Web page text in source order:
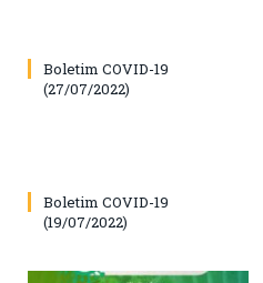
Boletim COVID-19
(27/07/2022)
Boletim COVID-19
(19/07/2022)